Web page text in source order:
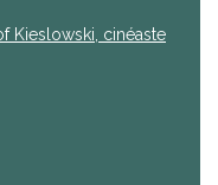
Kieslowski, cinéaste